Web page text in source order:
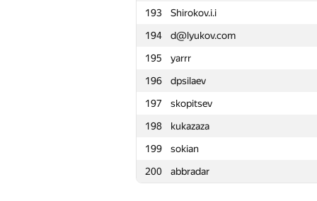
193
Shirokov.i.i
194
d@lyukov.com
195
yarrr
196
dpsilaev
197
skopitsev
198
kukazaza
199
sokian
200
abbradar
170
a.karpov1996
171
tourist
172
xiaotianrandom
173
artur aganov
174
alexey-mil0
175
zyl
176
レナドーン ◆NEETSDKASU
177
eduardpi